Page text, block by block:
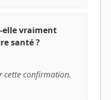
elle vraiment
santé ?
cette confirmation.